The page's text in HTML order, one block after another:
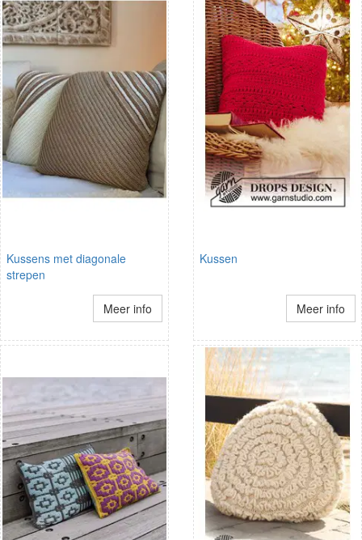
Kussens met diagonale
strepen
Meer info
Kussen
Meer info